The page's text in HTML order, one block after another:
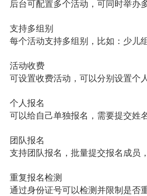
后台可配置多个活动，可同时举办
支持多组别
每个活动支持多组别，比如：少儿
活动收费
可设置收费活动，可以分别设置个
个人报名
可以给自己单独报名，需要提交姓
团队报名
支持团队报名，批量提交报名成员
重复报名检测
通过身份证号可以检测并限制是否